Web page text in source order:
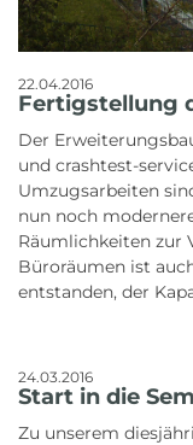
22.04.2016
Fertigstellung
Der
und crashtest-
Umzugsarbeiten
nun noch
Räumlichkeiten zur
Büroräumen ist
entstanden, der
24.03.2016
Start in die
Zu unserem